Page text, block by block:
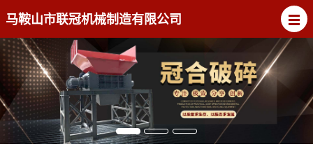
马鞍山市联冠机械制造有限公司